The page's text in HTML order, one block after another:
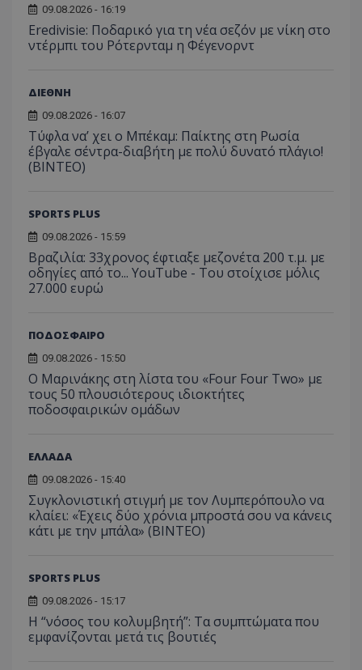
09.08.2026 - 16:19
Eredivisie: Ποδαρικό για τη νέα σεζόν με νίκη στο
ντέρμπι του Ρότερνταμ η Φέγενορντ
ΔΙΕΘΝΗ
09.08.2026 - 16:07
Τύφλα να’ χει ο Μπέκαμ: Παίκτης στη Ρωσία
έβγαλε σέντρα-διαβήτη με πολύ δυνατό πλάγιο!
(ΒΙΝΤΕΟ)
SPORTS PLUS
09.08.2026 - 15:59
Βραζιλία: 33χρονος έφτιαξε μεζονέτα 200 τ.μ. με
οδηγίες από το... YouTube - Του στοίχισε μόλις
27.000 ευρώ
ΠΟΔΟΣΦΑΙΡΟ
09.08.2026 - 15:50
Ο Μαρινάκης στη λίστα του «Four Four Two» με
τους 50 πλουσιότερους ιδιοκτήτες
ποδοσφαιρικών ομάδων
ΕΛΛΑΔΑ
09.08.2026 - 15:40
Συγκλονιστική στιγμή με τον Λυμπερόπουλο να
κλαίει: «Έχεις δύο χρόνια μπροστά σου να κάνεις
κάτι με την μπάλα» (ΒΙΝΤΕΟ)
SPORTS PLUS
09.08.2026 - 15:17
Η “νόσος του κολυμβητή”: Τα συμπτώματα που
εμφανίζονται μετά τις βουτιές